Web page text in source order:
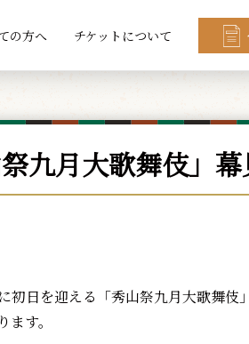
の方へ チケットについて
九月大歌舞伎」
初日を迎える「秀山祭九月大歌舞伎
す。